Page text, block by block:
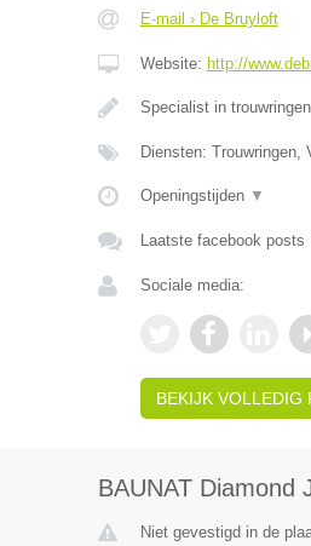
E-mail › De Bruyloft
Website: http://
Specialist in
Diensten: Trouwringen,
Openingstijden ▼
Laatste facebook posts
Sociale media:
BEKIJK VOLLEDIG
BAUNAT Diamond
Niet gevestigd in de